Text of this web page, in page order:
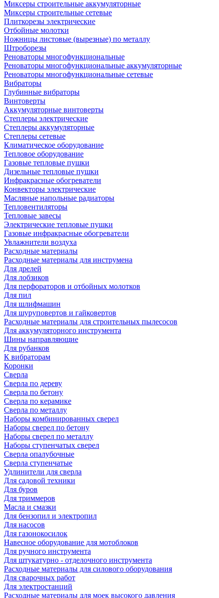
Миксеры строительные аккумуляторные
Миксеры строительные сетевые
Плиткорезы электрические
Отбойные молотки
Ножницы листовые (вырезные) по металлу
Штроборезы
Реноваторы многофункциональные
Реноваторы многофункциональные аккумуляторные
Реноваторы многофункциональные сетевые
Вибраторы
Глубинные вибраторы
Винтоверты
Аккумуляторные винтоверты
Степлеры электрические
Степлеры аккумуляторные
Степлеры сетевые
Климатическое оборудование
Тепловое оборудование
Газовые тепловые пушки
Дизельные тепловые пушки
Инфракрасные обогреватели
Конвекторы электрические
Масляные напольные радиаторы
Тепловентиляторы
Тепловые завесы
Электрические тепловые пушки
Газовые инфракрасные обогреватели
Увлажнители воздуха
Расходные материалы
Расходные материалы для инструмена
Для дрелей
Для лобзиков
Для перфораторов и отбойных молотков
Для пил
Для шлифмашин
Для шуруповертов и гайковертов
Расходные материалы для строительных пылесосов
Для аккумуляторного инструмента
Шины направляющие
Для рубанков
К вибраторам
Коронки
Сверла
Сверла по дереву
Сверла по бетону
Сверла по керамике
Сверла по металлу
Наборы комбинированных сверел
Наборы сверел по бетону
Наборы сверел по металлу
Наборы ступенчатых сверел
Сверла опалубочные
Сверла ступенчатые
Удлинители для сверла
Для садовой техники
Для буров
Для триммеров
Масла и смазки
Для бензопил и электропил
Для насосов
Для газонокосилок
Навесное оборудование для мотоблоков
Для ручного инструмента
Для штукатурно - отделочного инструмента
Расходные материалы для силового оборудования
Для сварочных работ
Для электростанций
Расходные материалы для моек высокого давления